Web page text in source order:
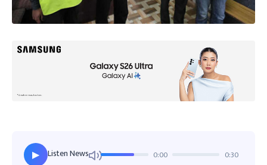
▶ Listen News 0:00 0:30